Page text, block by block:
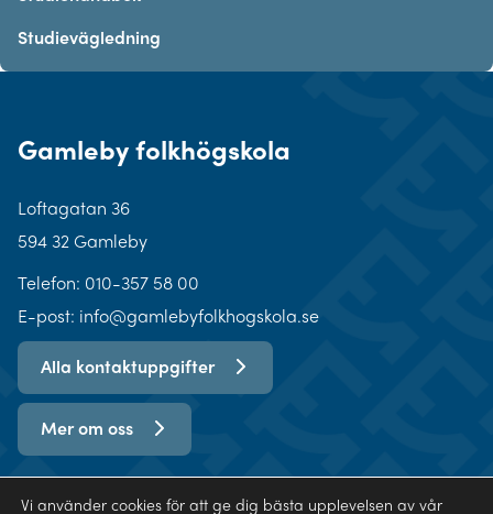
Studievägledning
Gamleby folkhögskola
Loftagatan 36
594 32 Gamleby
Telefon: 010-357 58 00
E-post: info@gamlebyfolkhogskola.se
Alla kontaktuppgifter
Mer om oss
Vi använder cookies för att ge dig bästa upplevelsen av vår